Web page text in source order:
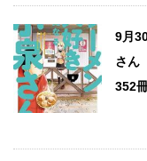
9月
さん
352